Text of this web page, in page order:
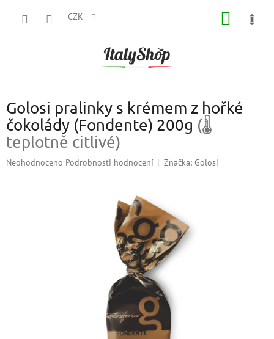
CZK
Golosi pralinky s krémem z hořké
čokolády (Fondente) 200g (🌡
teplotně citlivé)
Průměrné
Neohodnoceno Podrobnosti hodnocení Značka: Golosi